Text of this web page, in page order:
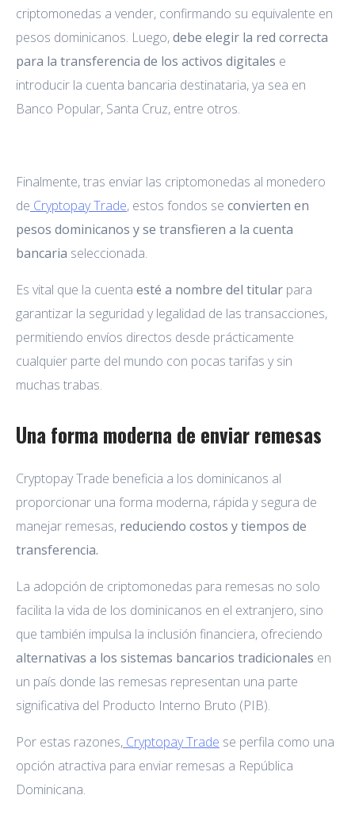
criptomonedas a vender, confirmando su equivalente en
pesos dominicanos. Luego,debe elegir la red correcta
para la transferencia de los activos digitales e
introducir la cuenta bancaria destinataria, ya sea en
Banco Popular, Santa Cruz, entre otros.
Finalmente, tras enviar las criptomonedas al monedero
de Cryptopay Trade, estos fondos se convierten en
pesos dominicanos y se transfieren a la cuenta
bancaria seleccionada.
Es vital que la cuenta esté a nombre del titular para
garantizar la seguridad y legalidad de las transacciones,
permitiendo envíos directos desde prácticamente
cualquier parte del mundo con pocas tarifas y sin
muchas trabas.
Una forma moderna de enviar remesas
Cryptopay Trade beneficia a los dominicanos al
proporcionar una forma moderna, rápida y segura de
manejar remesas, reduciendo costos y tiempos de
transferencia.
La adopción de criptomonedas para remesas no solo
facilita la vida de los dominicanos en el extranjero, sino
que también impulsa la inclusión financiera, ofreciendo
alternativas a los sistemas bancarios tradicionales en
un país donde las remesas representan una parte
significativa del Producto Interno Bruto (PIB).
Por estas razones, Cryptopay Trade se perfila como una
opción atractiva para enviar remesas a República
Dominicana.